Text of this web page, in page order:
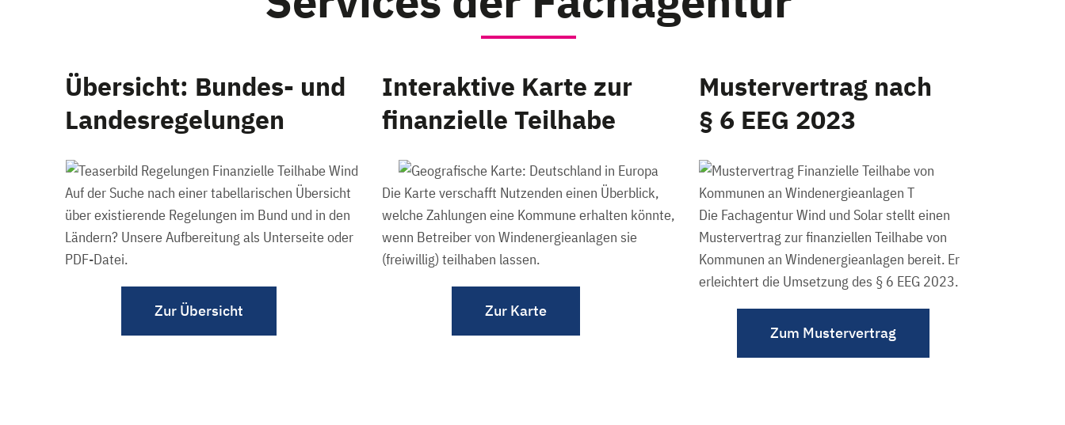
Übersicht: Bundes- und
Landesregelungen
Auf der Suche nach einer tabellarischen Übersicht
über existierende Regelungen im Bund und in den
Ländern? Unsere Aufbereitung als Unterseite oder
PDF-Datei.
Zur Übersicht
Interaktive Karte zur
finanzielle Teilhabe
Die Karte verschafft Nutzenden einen Überblick,
welche Zahlungen eine Kommune erhalten könnte,
wenn Betreiber von Windenergieanlagen sie
(freiwillig) teilhaben lassen.
Zur Karte
Mustervertrag nach
§ 6 EEG 2023
Die Fachagentur Wind und Solar stellt einen
Mustervertrag zur finanziellen Teilhabe von
Kommunen an Windenergieanlagen bereit. Er
erleichtert die Umsetzung des § 6 EEG 2023.
Zum Mustervertrag